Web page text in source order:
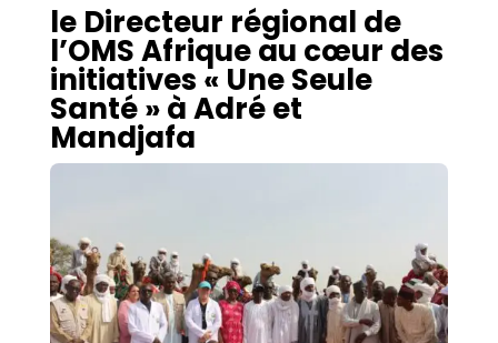
le Directeur régional de
l’OMS Afrique au cœur des
initiatives « Une Seule
Santé » à Adré et
Mandjafa